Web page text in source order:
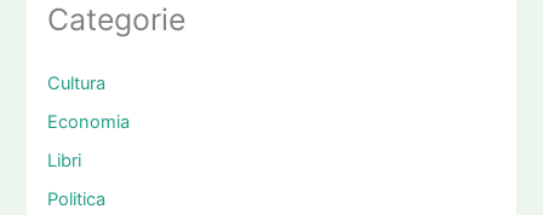
Categorie
Cultura
Economia
Libri
Politica